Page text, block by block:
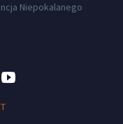
Niepokalanego